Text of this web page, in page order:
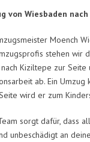
von Wiesbaden
Moench
stehen wir
Kiziltepe zur Seite
ab. Ein Umzug
wird er zum
sorgt dafür, dass
unbeschädigt an